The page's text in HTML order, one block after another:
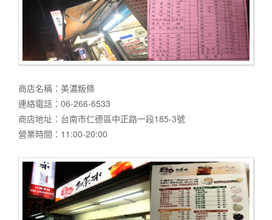
商店名稱：美濃粄條
連絡電話：06-266-6533
商店地址：台南市仁德區中正路一段185-3號
營業時間：11:00-20:00